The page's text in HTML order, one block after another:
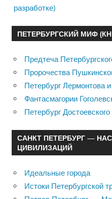
разработке)
ПЕТЕРБУРГСКИЙ МИФ
Предтеча
Пророчества
Петербург Лермонтова
Фантасмагории
Петербург Достоевского
САНКТ ПЕТЕРБУРГ —
ЦИВИЛИЗАЦИЙ
Идеальные города
Истоки Петербургской